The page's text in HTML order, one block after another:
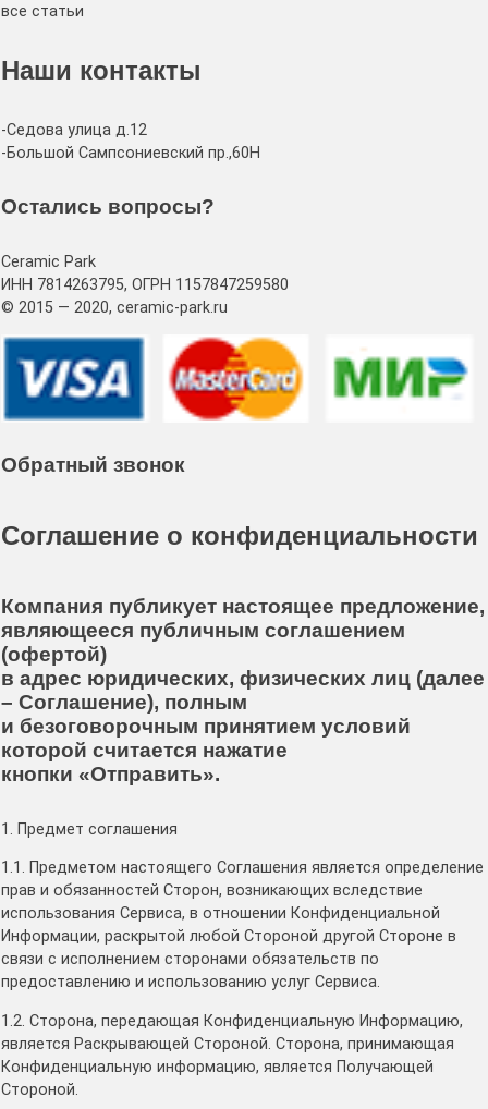
все статьи
Наши контакты
-Седова улица д.12
-Большой Сампсониевский пр.,60Н
Остались вопросы?
Ceramic Park
ИНН 7814263795, ОГРН 1157847259580
© 2015 — 2020, ceramic-park.ru
Обратный звонок
Соглашение о конфиденциальности
Компания публикует настоящее предложение,
являющееся публичным соглашением
(офертой)
в адрес юридических, физических лиц (далее
– Соглашение), полным
и безоговорочным принятием условий
которой считается нажатие
кнопки «Отправить».
1. Предмет соглашения
1.1. Предметом настоящего Соглашения является определение
прав и обязанностей Сторон, возникающих вследствие
использования Сервиса, в отношении Конфиденциальной
Информации, раскрытой любой Стороной другой Стороне в
связи с исполнением сторонами обязательств по
предоставлению и использованию услуг Сервиса.
1.2. Сторона, передающая Конфиденциальную Информацию,
является Раскрывающей Стороной. Сторона, принимающая
Конфиденциальную информацию, является Получающей
Стороной.